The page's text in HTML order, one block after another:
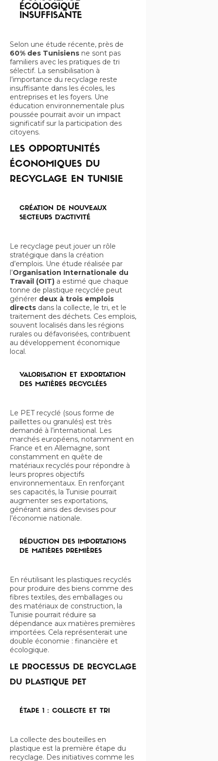
ÉCOLOGIQUE
INSUFFISANTE
Selon une étude récente, près de
60% des Tunisiens ne sont pas
familiers avec les pratiques de tri
sélectif. La sensibilisation à
l’importance du recyclage reste
insuffisante dans les écoles, les
entreprises et les foyers. Une
éducation environnementale plus
poussée pourrait avoir un impact
significatif sur la participation des
citoyens.
LES OPPORTUNITÉS
ÉCONOMIQUES DU
RECYCLAGE EN TUNISIE
CRÉATION DE NOUVEAUX
SECTEURS D’ACTIVITÉ
Le recyclage peut jouer un rôle
stratégique dans la création
d’emplois. Une étude réalisée par
l’Organisation Internationale du
Travail (OIT) a estimé que chaque
tonne de plastique recyclée peut
générer deux à trois emplois
directs dans la collecte, le tri, et le
traitement des déchets. Ces emplois,
souvent localisés dans les régions
rurales ou défavorisées, contribuent
au développement économique
local.
VALORISATION ET EXPORTATION
DES MATIÈRES RECYCLÉES
Le PET recyclé (sous forme de
paillettes ou granulés) est très
demandé à l’international. Les
marchés européens, notamment en
France et en Allemagne, sont
constamment en quête de
matériaux recyclés pour répondre à
leurs propres objectifs
environnementaux. En renforçant
ses capacités, la Tunisie pourrait
augmenter ses exportations,
générant ainsi des devises pour
l’économie nationale.
RÉDUCTION DES IMPORTATIONS
DE MATIÈRES PREMIÈRES
En réutilisant les plastiques recyclés
pour produire des biens comme des
fibres textiles, des emballages ou
des matériaux de construction, la
Tunisie pourrait réduire sa
dépendance aux matières premières
importées. Cela représenterait une
double économie : financière et
écologique.
LE PROCESSUS DE RECYCLAGE
DU PLASTIQUE PET
ÉTAPE 1 : COLLECTE ET TRI
La collecte des bouteilles en
plastique est la première étape du
recyclage. Des initiatives comme les